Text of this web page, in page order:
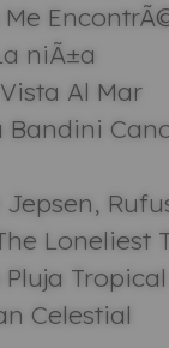
niÃ±a
Al Mar
Bandini
Jepsen,
Loneliest
Tropical
Celestial